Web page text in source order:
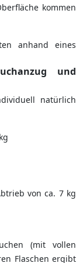
kommen
anhand eines
und
natürlich
von ca. 7 kg
(mit vollen
Flaschen ergibt